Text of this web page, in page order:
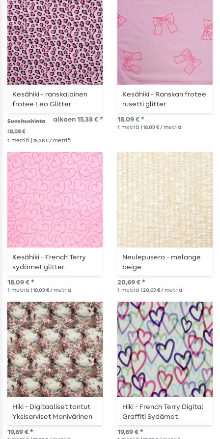
Kesähiki - ranskalainen
frotee Leo Glitter
vaaleanpunainen
Suositushinta
18,09 €
alkaen 15,38 € *
1 metriä | 15,38 € / metriä
Kesähiki - Ranskan frotee
rusetti glitter
vaaleanpunainen
18,09 € *
1 metriä | 18,09 € / metriä
Kesähiki - French Terry
sydämet glitter
vaaleanpunainen
18,09 € *
1 metriä | 18,09 € / metriä
Neulepusero - melange
beige
20,69 € *
1 metriä | 20,69 € / metriä
Hiki - Digitaaliset tontut
Yksisarviset Monivärinen
Angraut
19,69 € *
Hiki - French Terry Digital
Graffiti Sydämet
Angerauta
19,69 € *